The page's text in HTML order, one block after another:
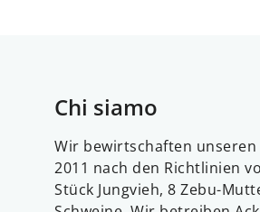
Chi siamo
Wir bewirtschaften
2011 nach den Richtlinien
Stück Jungvieh, 8 Zebu-